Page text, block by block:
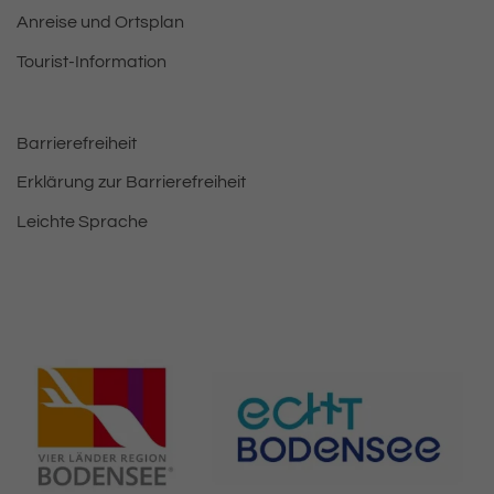
Anreise und Ortsplan
Tourist-Information
Barrierefreiheit
Erklärung zur Barrierefreiheit
Leichte Sprache